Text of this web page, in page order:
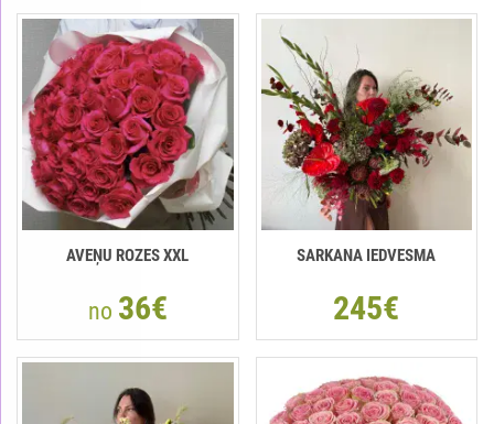
AVEŅU ROZES XXL
no 36€
SARKANA IEDVESMA
245€